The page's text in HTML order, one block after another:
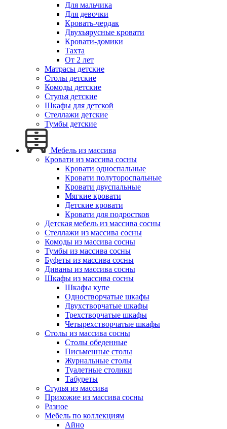
Для мальчика
Для девочки
Кровать-чердак
Двухъярусные кровати
Кровати-домики
Тахта
От 2 лет
Матрасы детские
Столы детские
Комоды детские
Стулья детские
Шкафы для детской
Стеллажи детские
Тумбы детские
Мебель из массива
Кровати из массива сосны
Кровати односпальные
Кровати полутороспальные
Кровати двуспальные
Мягкие кровати
Детские кровати
Кровати для подростков
Детская мебель из массива сосны
Стеллажи из массива сосны
Комоды из массива сосны
Тумбы из массива сосны
Буфеты из массива сосны
Диваны из массива сосны
Шкафы из массива сосны
Шкафы купе
Одностворчатые шкафы
Двухстворчатые шкафы
Трехстворчатые шкафы
Четырехстворчатые шкафы
Столы из массива сосны
Столы обеденные
Письменные столы
Журнальные столы
Туалетные столики
Табуреты
Стулья из массива
Прихожие из массива сосны
Разное
Мебель по коллекциям
Айно